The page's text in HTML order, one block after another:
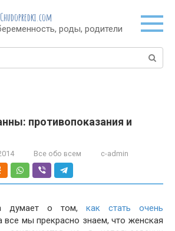
Chudopredki.com
роды, родители
противопоказания и
Все обо всем c-admin
думает о том, как стать очень
все мы прекрасно знаем, что женская